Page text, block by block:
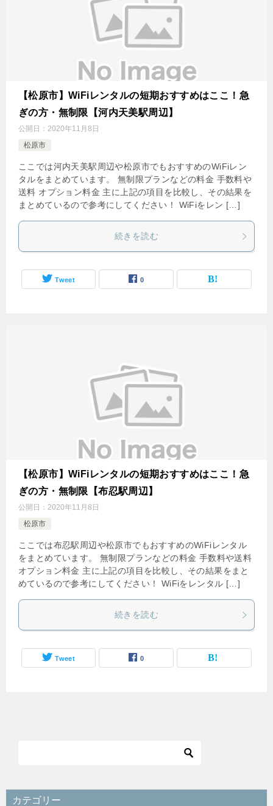
【松原市】WiFiレンタルの短期おすすめはここ！急
ぎの方・無制限【河内天美駅周辺】
公開日： 2020年11月8日
松原市
ここでは河内天美駅周辺や松原市でもおすすめのWiFiレン
タルをまとめています。 無制限プランなどの料金 手数料や
送料 オプション料金 主に上記の項目を比較し、その結果を
まとめているので参考にしてください！ WiFiをレン […]
続きを読む
Tweet 0
【松原市】WiFiレンタルの短期おすすめはここ！急
ぎの方・無制限【布忍駅周辺】
公開日： 2020年11月8日
松原市
ここでは布忍駅周辺や松原市でもおすすめのWiFiレンタル
をまとめています。 無制限プランなどの料金 手数料や送料
オプション料金 主に上記の項目を比較し、その結果をまと
めているので参考にしてください！ WiFiをレンタル […]
続きを読む
Tweet 0
カテゴリー